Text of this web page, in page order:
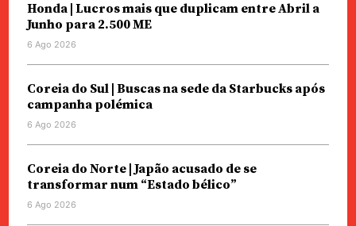
Honda | Lucros mais que duplicam entre Abril a
Junho para 2.500 ME
6 Ago 2026
Coreia do Sul | Buscas na sede da Starbucks após
campanha polémica
6 Ago 2026
Coreia do Norte | Japão acusado de se
transformar num “Estado bélico”
6 Ago 2026